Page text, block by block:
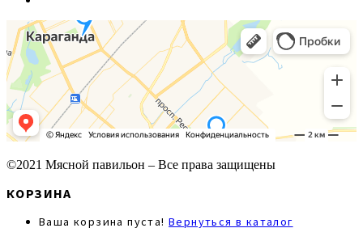
©2021 Мясной павильон – Все права защищены
КОРЗИНА
Ваша корзина пуста! Вернуться в каталог